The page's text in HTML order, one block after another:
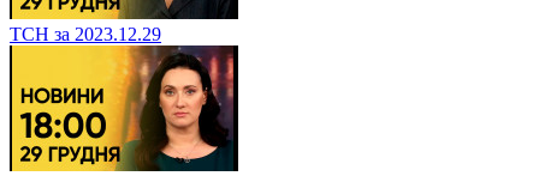
ТСН за 2023.12.29